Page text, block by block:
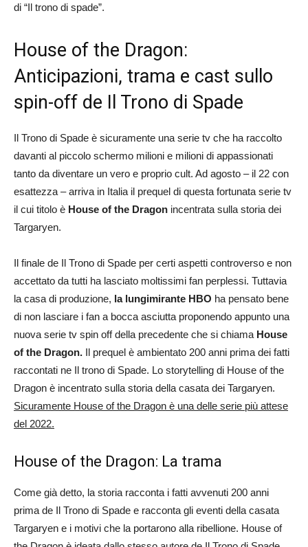
di “Il trono di spade”.
House of the Dragon:
Anticipazioni, trama e cast sullo
spin-off de Il Trono di Spade
Il Trono di Spade è sicuramente una serie tv che ha raccolto
davanti al piccolo schermo milioni e milioni di appassionati
tanto da diventare un vero e proprio cult. Ad agosto – il 22 con
esattezza – arriva in Italia il prequel di questa fortunata serie tv
il cui titolo è House of the Dragon incentrata sulla storia dei
Targaryen.
Il finale de Il Trono di Spade per certi aspetti controverso e non
accettato da tutti ha lasciato moltissimi fan perplessi. Tuttavia
la casa di produzione, la lungimirante HBO ha pensato bene
di non lasciare i fan a bocca asciutta proponendo appunto una
nuova serie tv spin off della precedente che si chiama House
of the Dragon. Il prequel è ambientato 200 anni prima dei fatti
raccontati ne Il trono di Spade. Lo storytelling di House of the
Dragon è incentrato sulla storia della casata dei Targaryen.
Sicuramente House of the Dragon è una delle serie più attese
del 2022.
House of the Dragon: La trama
Come già detto, la storia racconta i fatti avvenuti 200 anni
prima de Il Trono di Spade e racconta gli eventi della casata
Targaryen e i motivi che la portarono alla ribellione. House of